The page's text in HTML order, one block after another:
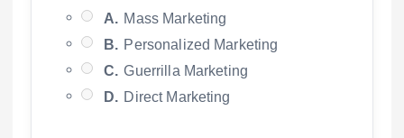
A. Mass Marketing
B. Personalized Marketing
C. Guerrilla Marketing
D. Direct Marketing